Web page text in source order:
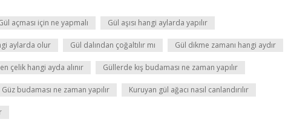
açması için ne yapmalı Gül aşısı hangi aylarda yapılır
aylarda olur Gül dalından çoğaltılır mı Gül dikme zamanı hangi aydır
çelik hangi ayda alınır Güllerde kış budaması ne zaman yapılır
Güz budaması ne zaman yapılır Kuruyan gül ağacı nasıl canlandırılır